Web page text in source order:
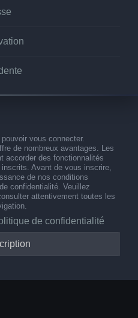
vous connecter.
de nombreux avantages. Les
accorder des fonctionnalités
Avant de vous inscrire,
de nos conditions
confidentialité. Veuillez
attentivement toutes les
de confidentialité